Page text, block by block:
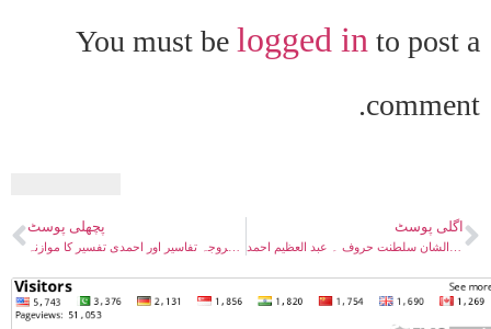
You must be logged in to post a
comment.
پچھلی پوسٹ اگلی پوسٹ